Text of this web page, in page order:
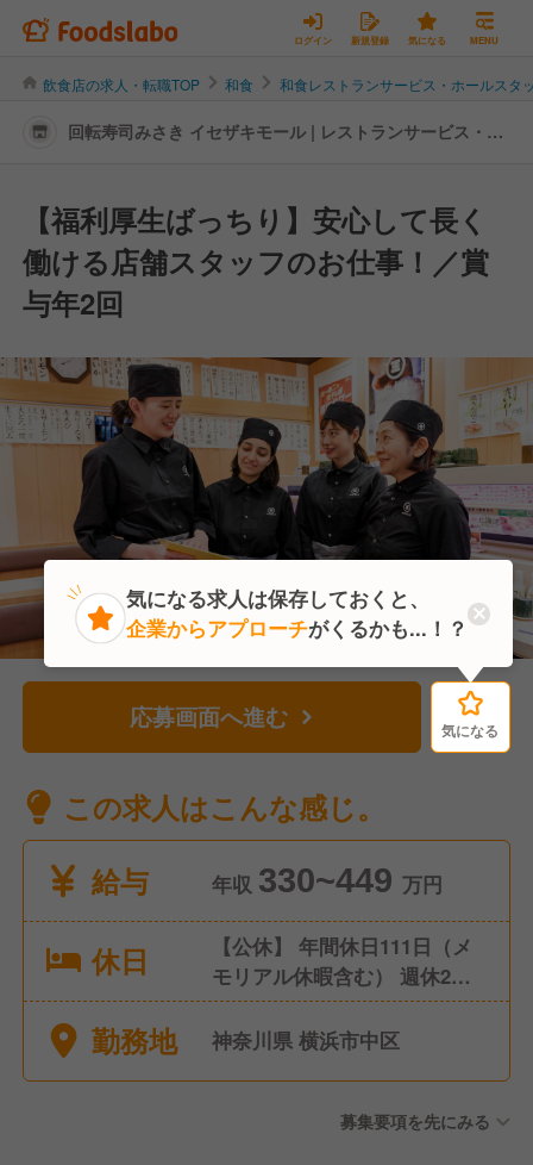
ログイン 新規登録 気になる MENU
飲食店の求人・転職TOP 和食 和食レストランサービス・ホールスタ
回転寿司みさき イセザキモール | レストランサービス・ホ
【福利厚生ばっちり】安心して長く
働ける店舗スタッフのお仕事！／賞
与年2回
応募画面へ進む 気になる
この求人はこんな感じ。
給与
年収 330~449 万円
休日
【公休】 年間休日111日（メ
モリアル休暇含む） 週休2日
制 ※シフトにより連休取得も
可能です。 【有給休暇】 年
休暇備蓄制度あり 【休暇制
勤務地 神奈川県 横浜市中区
募集要項を先にみる
気になる
気になる求人は保存しておくと、
企業からアプローチがくるかも...！？